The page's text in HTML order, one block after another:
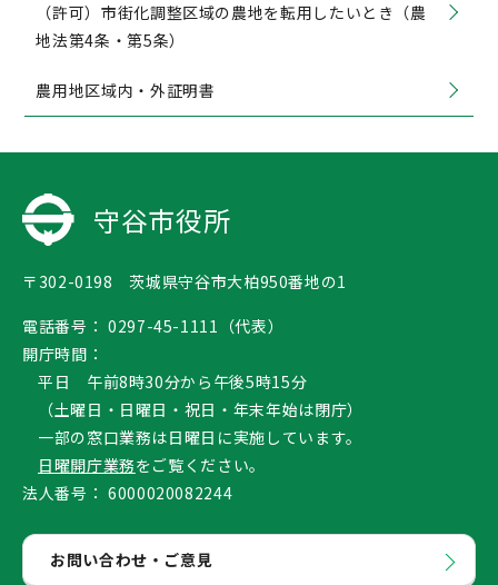
（許可）市街化調整区域の農地を転用したいとき（農
地法第4条・第5条）
農用地区域内・外証明書
守谷市役所
〒302-0198 茨城県守谷市大柏950番地の1
電話番号： 0297-45-1111（代表）
開庁時間：
平日 午前8時30分から午後5時15分
（土曜日・日曜日・祝日・年末年始は閉庁）
一部の窓口業務は日曜日に実施しています。
日曜開庁業務をご覧ください。
法人番号： 6000020082244
お問い合わせ・ご意見